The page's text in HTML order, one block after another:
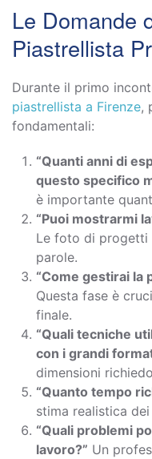
Le Domande
Piastrellista
Durante il primo
piastrellista a Firenze,
fondamentali:
“Quanti anni di
questo specifico
è importante
“Puoi mostrarmi
Le foto di progetti
parole.
“Come gestirai la
Questa fase è
finale.
“Quali tecniche
con i grandi
dimensioni
“Quanto tempo
stima realistica
“Quali problemi
lavoro?” Un